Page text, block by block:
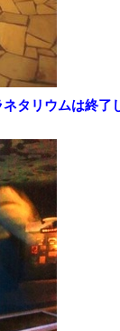
タリウムは終了